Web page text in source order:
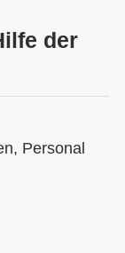
der
Personal